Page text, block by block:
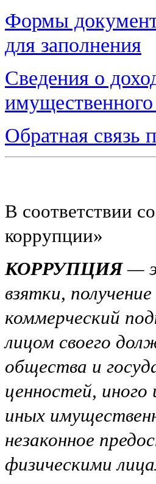
Формы
для заполнения
Сведения о
имущественного
Обратная связь
В соответствии
коррупции»
КОРРУПЦИЯ—
взятки,
коммерческий
лицом своего
общества и
ценностей,
иных
незаконное
физическими